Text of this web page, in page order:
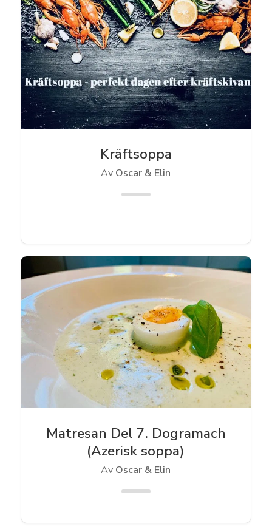
Kräftsoppa
Av Oscar & Elin
Matresan Del 7. Dogramach
(Azerisk soppa)
Av Oscar & Elin